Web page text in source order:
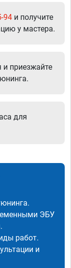
94 и получите
у мастера.
приезжайте
для
ЭБУ
работ.
и